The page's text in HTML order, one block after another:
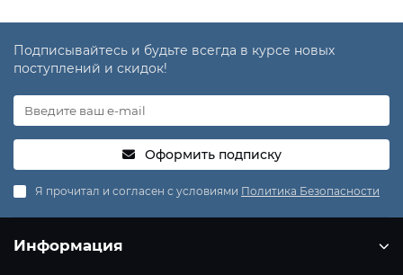
Подписывайтесь и будьте всегда в курсе новых
поступлений и скидок!
Оформить подписку
Я прочитал и согласен с условиями Политика Безопасности
Информация